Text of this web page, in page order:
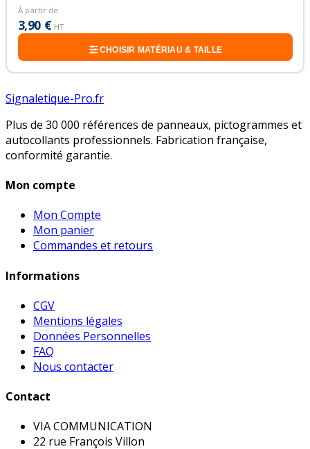
À partir de
3,90 € HT
CHOISIR MATÉRIAU & TAILLE
Signaletique-Pro.fr
Plus de 30 000 références de panneaux, pictogrammes et
autocollants professionnels. Fabrication française,
conformité garantie.
Mon compte
Mon Compte
Mon panier
Commandes et retours
Informations
CGV
Mentions légales
Données Personnelles
FAQ
Nous contacter
Contact
VIA COMMUNICATION
22 rue François Villon